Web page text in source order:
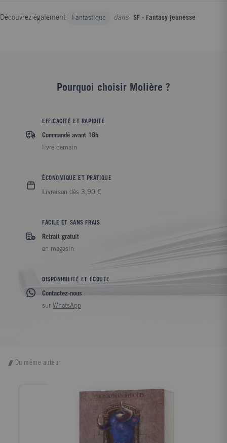
Découvrez également Fantastique dans SF - Fantasy jeunesse
Pourquoi choisir Molière ?
EFFICACITÉ ET RAPIDITÉ
Commandé avant 16h
livré demain
ÉCONOMIQUE ET PRATIQUE
Livraison dès 3,90 €
FACILE ET SANS FRAIS
Retrait gratuit
en magasin
DISPONIBILITÉ ET ÉCOUTE
Contactez-nous
sur WhatsApp
Du même auteur